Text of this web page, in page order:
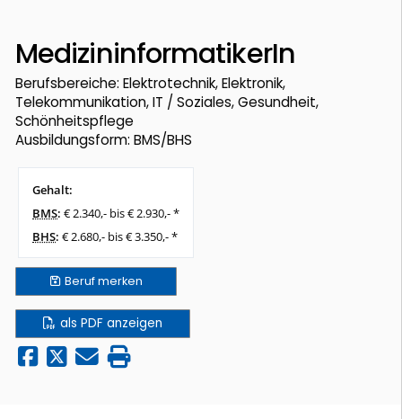
MedizininformatikerIn
Berufsbereiche: Elektrotechnik, Elektronik,
Telekommunikation, IT / Soziales, Gesundheit,
Schönheitspflege
Ausbildungsform: BMS/BHS
Gehalt:
BMS: € 2.340,- bis € 2.930,- *
BHS: € 2.680,- bis € 3.350,- *
Berufmerken
als PDF anzeigen